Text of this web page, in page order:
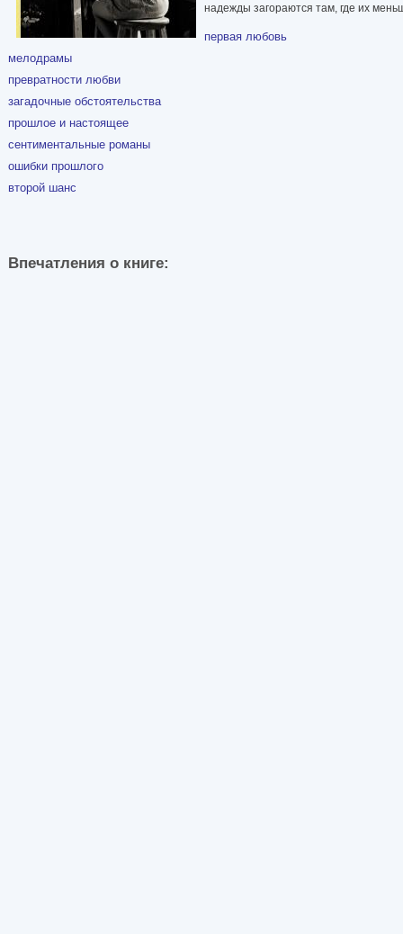
надежды загораются там, где их
первая любовь
мелодрамы
превратности любви
загадочные обстоятельства
прошлое и настоящее
сентиментальные романы
ошибки прошлого
второй шанс
Впечатления о книге: